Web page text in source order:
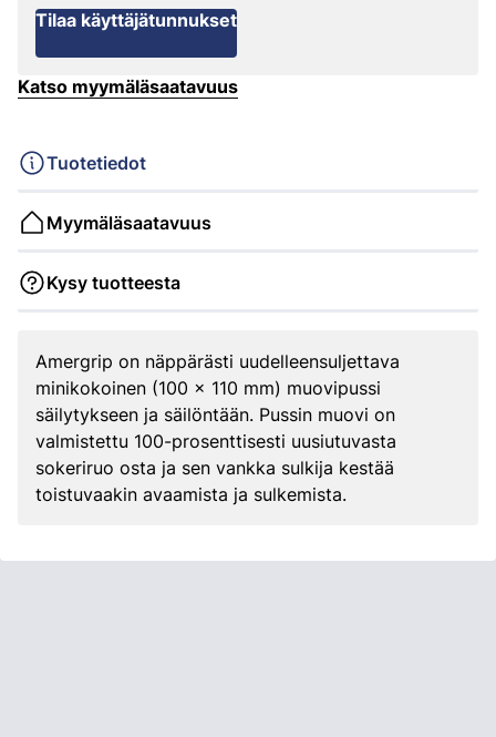
Tilaa käyttäjätunnukset
Katso myymäläsaatavuus
Tuotetiedot
Myymäläsaatavuus
Kysy tuotteesta
Amergrip on näppärästi uudelleensuljettava
minikokoinen (100 x 110 mm) muovipussi
säilytykseen ja säilöntään. Pussin muovi on
valmistettu 100-prosenttisesti uusiutuvasta
sokeriruo osta ja sen vankka sulkija kestää
toistuvaakin avaamista ja sulkemista.